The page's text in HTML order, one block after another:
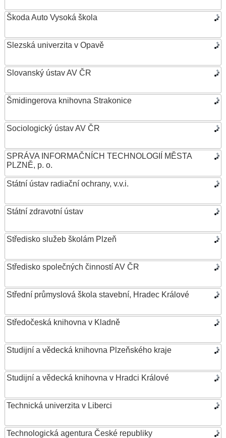
Škoda Auto Vysoká škola
Slezská univerzita v Opavě
Slovanský ústav AV ČR
Šmidingerova knihovna Strakonice
Sociologický ústav AV ČR
SPRÁVA INFORMAČNÍCH TECHNOLOGIÍ MĚSTA
PLZNĚ, p. o.
Státní ústav radiační ochrany, v.v.i.
Státní zdravotní ústav
Středisko služeb školám Plzeň
Středisko společných činností AV ČR
Střední průmyslová škola stavební, Hradec Králové
Středočeská knihovna v Kladně
Studijní a vědecká knihovna Plzeňského kraje
Studijní a vědecká knihovna v Hradci Králové
Technická univerzita v Liberci
Technologická agentura České republiky